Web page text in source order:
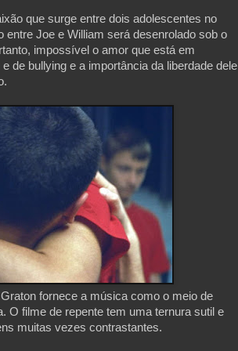
que surge entre dois adolescentes no
entre Joe e William será desenrolado sob o
impossível o amor que está em
de bullying e a importância da liberdade dele
fornece a música como o meio de
O filme de repente tem uma ternura sutil e
muitas vezes contrastantes.